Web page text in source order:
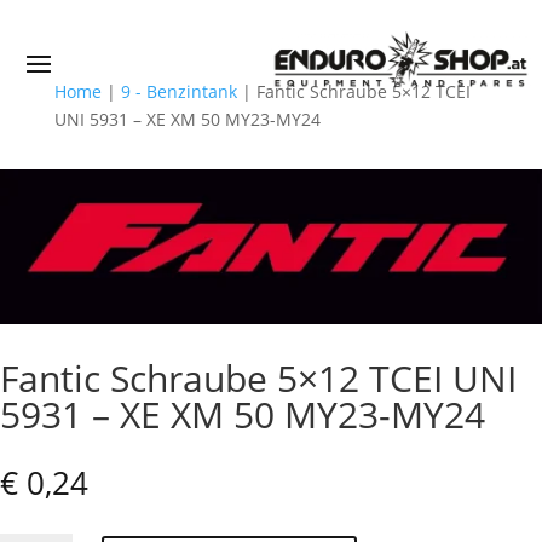
Home | 9 - Benzintank| Fantic Schraube 5×12 TCEI
UNI 5931 – XE XM 50 MY23-MY24
Fantic Schraube 5×12 TCEI UNI
5931 – XE XM 50 MY23-MY24
€ 0,24